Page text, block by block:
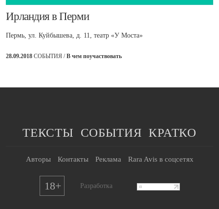
​Ирландия в Перми
Пермь, ул. Куйбышева, д. 11, театр «У Моста»
28.09.2018 СОБЫТИЯ /В чем поучаствовать
ТЕКСТЫ СОБЫТИЯ КРАТКО
Авторы Контакты Реклама Rara Avis в соцсетях
18+ Разработка